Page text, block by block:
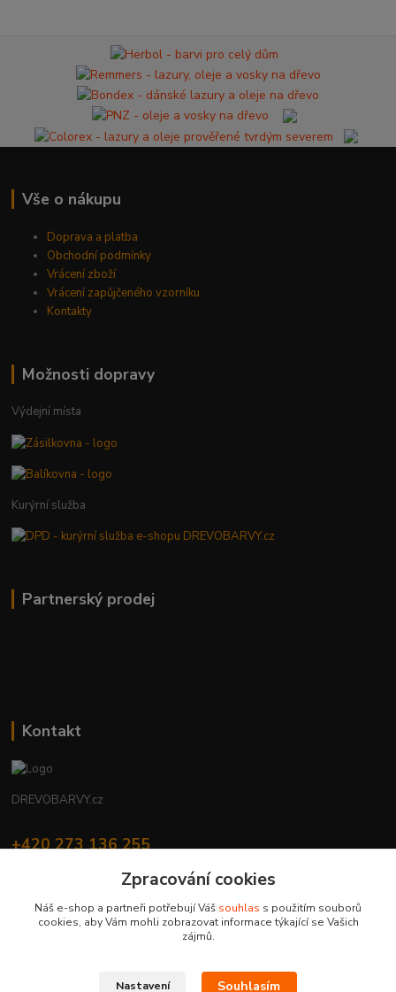
Vše o nákupu
Doprava a platba
Obchodní podmínky
Vrácení zboží
Vrácení zapůjčeného vzorníku
Kontakty
Možnosti dopravy
Výdejní místa
Kurýrní služba
Partnerský prodej
Kontakt
DREVOBARVY.cz
+420 273 136 255
Zpracování cookies
Náš e-shop a partneři potřebují Váš souhlas s použitím souborů
cookies, aby Vám mohli zobrazovat informace týkající se Vašich
zájmů.
Nastavení Souhlasím